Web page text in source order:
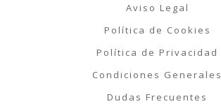
Aviso Legal
Política de Cookies
Política de Privacidad
Condiciones Generales
Dudas Frecuentes